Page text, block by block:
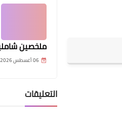
ملخصين
06 أغسطس 2026
التعليقات